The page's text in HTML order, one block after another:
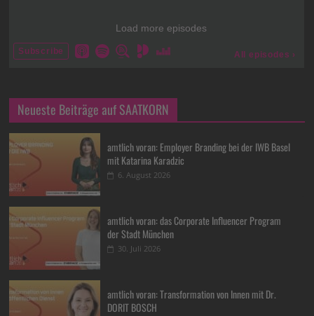
Neueste Beiträge auf SAATKORN
amtlich voran: Employer Branding bei der IWB Basel
mit Katarina Karadzic
6. August 2026
amtlich voran: das Corporate Influencer Program
der Stadt München
30. Juli 2026
amtlich voran: Transformation von Innen mit Dr.
DORIT BOSCH